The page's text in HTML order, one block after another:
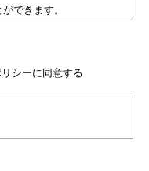
できます。
につきましては、お客
要が生じた場合は、お
します。お客様がご了
シーに同意する